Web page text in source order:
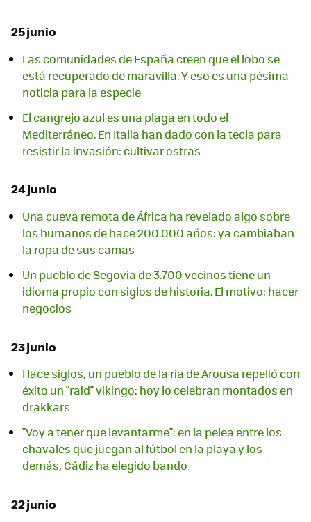
25 junio
Las comunidades de España creen que el lobo se
está recuperado de maravilla. Y eso es una pésima
noticia para la especie
El cangrejo azul es una plaga en todo el
Mediterráneo. En Italia han dado con la tecla para
resistir la invasión: cultivar ostras
24 junio
Una cueva remota de África ha revelado algo sobre
los humanos de hace 200.000 años: ya cambiaban
la ropa de sus camas
Un pueblo de Segovia de 3.700 vecinos tiene un
idioma propio con siglos de historia. El motivo: hacer
negocios
23 junio
Hace siglos, un pueblo de la ría de Arousa repelió con
éxito un "raid" vikingo: hoy lo celebran montados en
drakkars
"Voy a tener que levantarme": en la pelea entre los
chavales que juegan al fútbol en la playa y los
demás, Cádiz ha elegido bando
22 junio